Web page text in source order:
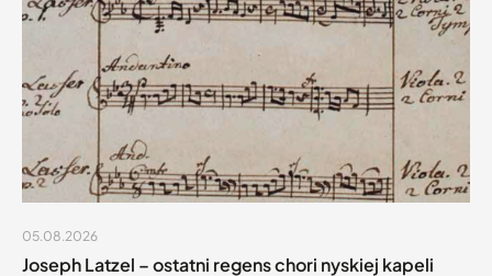
05.08.2026
Joseph Latzel – ostatni regens chori nyskiej kapeli